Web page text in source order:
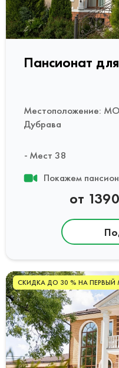
Пансионат
Местоположение:
Дубрава
Мест 38
Покажем
от
СКИДКА ДО 30 % НА ПЕРВЫЙ